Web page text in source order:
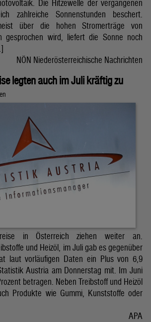
Die Hitzewelle der vergangenen
zahlreiche Sonnenstunden beschert.
über die hohen Stromerträge von
gesprochen wird, liefert die Sonne noch
NÖN Niederösterreichische Nachrichten
legten auch im Juli kräftig zu
in Österreich ziehen weiter an.
und Heizöl, im Juli gab es gegenüber
laut vorläufigen Daten ein Plus von 6,9
Austria am Donnerstag mit. Im Juni
betragen. Neben Treibstoff und Heizöl
Produkte wie Gummi, Kunststoffe oder
APA